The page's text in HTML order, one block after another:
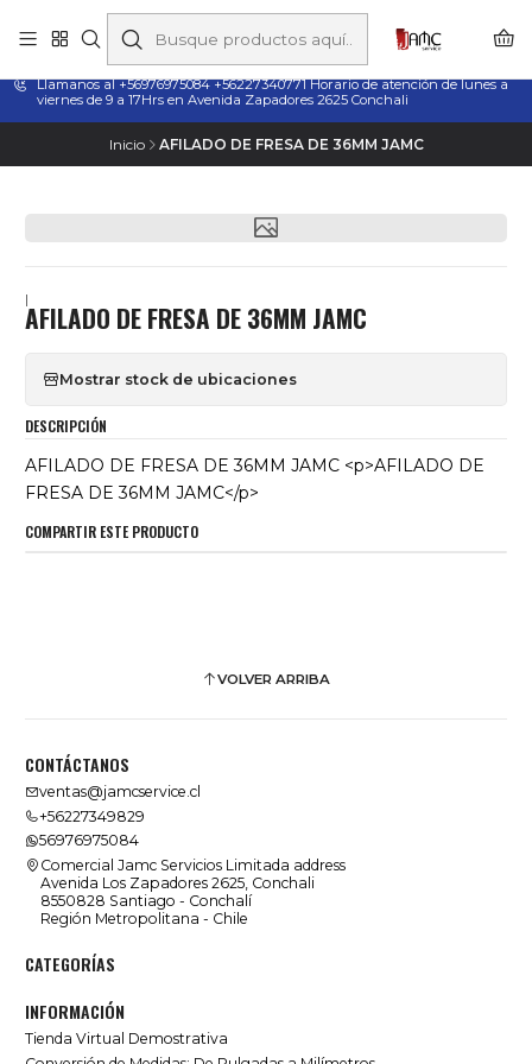
Taladros Magnéticos en Chile | Venta, Arriendo y Servicio
Técnico
Llamanos al +56976975084 +56227340771 Horario de atención de lunes a
viernes de 9 a 17Hrs en Avenida Zapadores 2625 Conchali
Inicio AFILADO DE FRESA DE 36MM JAMC
|
AFILADO DE FRESA DE 36MM JAMC
Mostrar stock de ubicaciones
DESCRIPCIÓN
AFILADO DE FRESA DE 36MM JAMC <p>AFILADO DE
FRESA DE 36MM JAMC</p>
COMPARTIR ESTE PRODUCTO
VOLVER ARRIBA
CONTÁCTANOS
ventas@jamcservice.cl
+56227349829
56976975084
Comercial Jamc Servicios Limitada address
Avenida Los Zapadores 2625, Conchali
8550828 Santiago - Conchalí
Región Metropolitana - Chile
CATEGORÍAS
INFORMACIÓN
Tienda Virtual Demostrativa